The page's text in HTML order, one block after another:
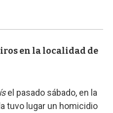
en la localidad de
el pasado sábado, en la
tuvo lugar un homicidio